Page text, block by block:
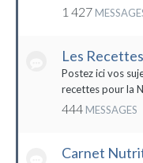
1 427
Les Recettes
Postez ici vos
recettes pour la
444 MESSAGES
Carnet